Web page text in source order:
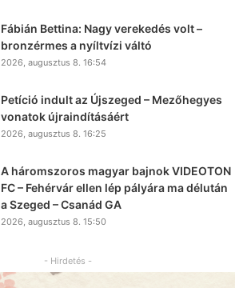
Fábián Bettina: Nagy verekedés volt –
bronzérmes a nyíltvízi váltó
2026, augusztus 8. 16:54
Petíció indult az Újszeged – Mezőhegyes
vonatok újraindításáért
2026, augusztus 8. 16:25
A háromszoros magyar bajnok VIDEOTON
FC – Fehérvár ellen lép pályára ma délután
a Szeged – Csanád GA
2026, augusztus 8. 15:50
- Hirdetés -